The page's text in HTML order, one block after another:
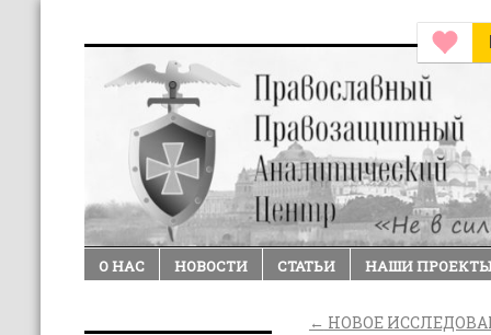
О НАС НОВОСТИ СТАТЬИ НАШИ
← НОВОЕ